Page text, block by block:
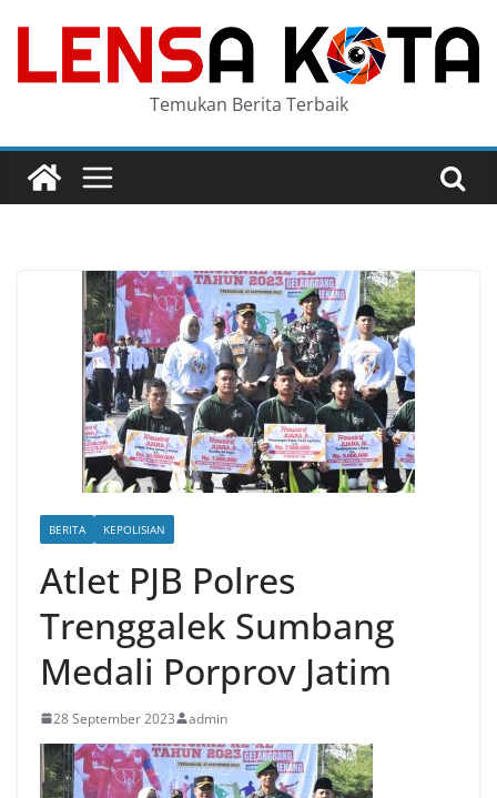
content
Temukan Berita Terbaik
BERITA KEPOLISIAN
Atlet PJB Polres
Trenggalek Sumbang
Medali Porprov Jatim
28 September 2023 admin